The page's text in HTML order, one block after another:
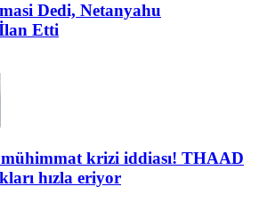
Dedi, Netanyahu
İlan Etti
mühimmat krizi iddiası! THAAD
hızla eriyor